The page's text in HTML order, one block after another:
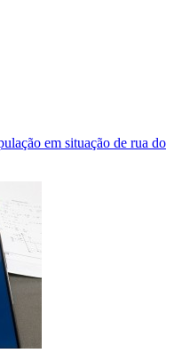
em situação de rua do